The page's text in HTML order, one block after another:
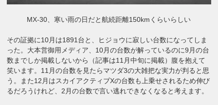
MX-30、寒い雨の日だと航続距離150kmくらいらしい
その証拠に10月は1891台と、ヒジョウに寂しい台数になってしま
った。大本営御用メディア、10月の台数が解っているのに9月の台
数までしか掲載しないから（記事は11月中旬に掲載）腹を抱えて
笑います。11月の台数を見たらマツダ3の大雑把な実力が判ると思
う。また12月はスカイアクティブXの台数も上乗せされるため伸び
るだろうけれど、2月の台数で言い逃れできなくなると考えます。